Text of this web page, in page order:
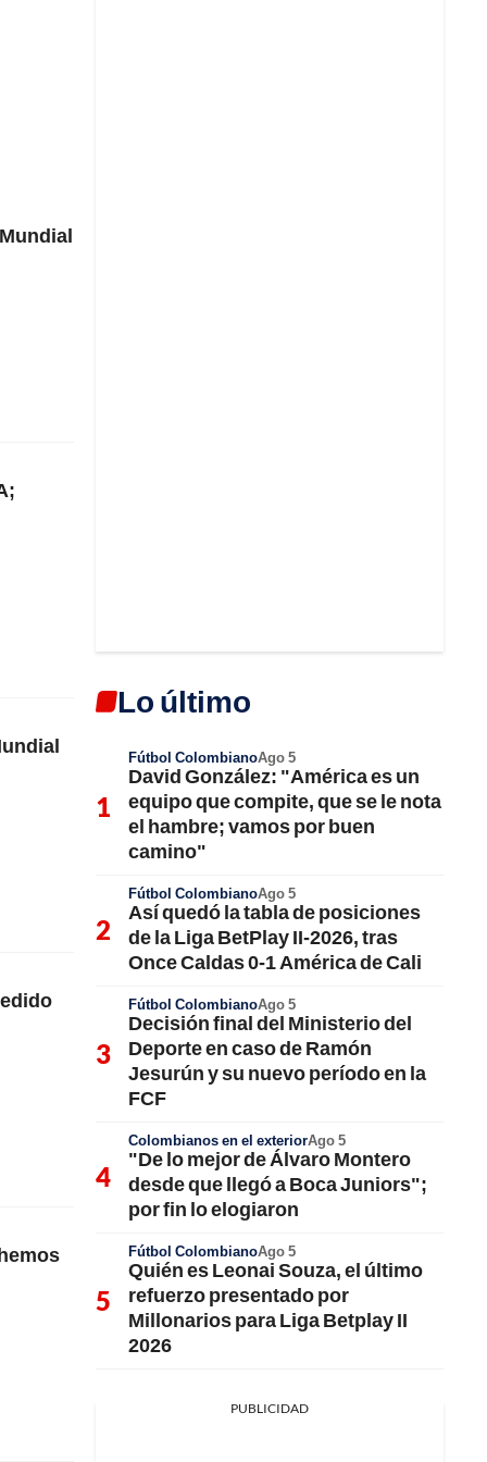
Lo último
Fútbol ColombianoAgo 5
David González: "América es un
equipo que compite, que se le nota
el hambre; vamos por buen
camino"
Fútbol ColombianoAgo 5
Así quedó la tabla de posiciones
de la Liga BetPlay II-2026, tras
Once Caldas 0-1 América de Cali
Fútbol ColombianoAgo 5
Decisión final del Ministerio del
Deporte en caso de Ramón
Jesurún y su nuevo período en la
FCF
Colombianos en el exteriorAgo 5
"De lo mejor de Álvaro Montero
desde que llegó a Boca Juniors";
por fin lo elogiaron
Fútbol ColombianoAgo 5
Quién es Leonai Souza, el último
refuerzo presentado por
Millonarios para Liga Betplay II
2026
PUBLICIDAD